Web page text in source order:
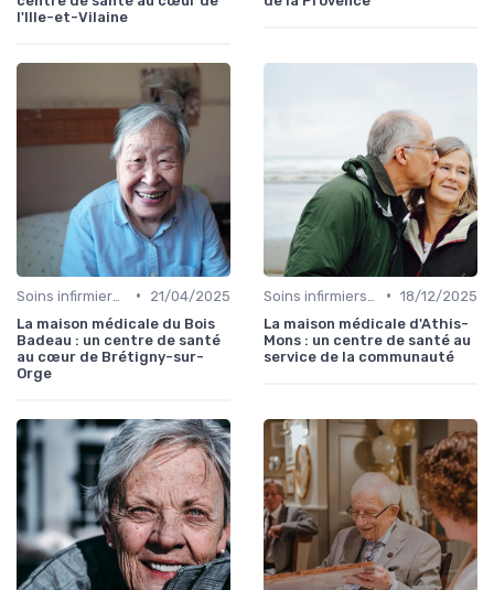
l'Ille-et-Vilaine
•
21/04/2025
La maison médicale du Bois
Badeau : un centre de santé
au cœur de Brétigny-sur-
Orge
• 18/12/2025
La maison médicale d'Athis-
Mons : un centre de santé au
service de la communauté